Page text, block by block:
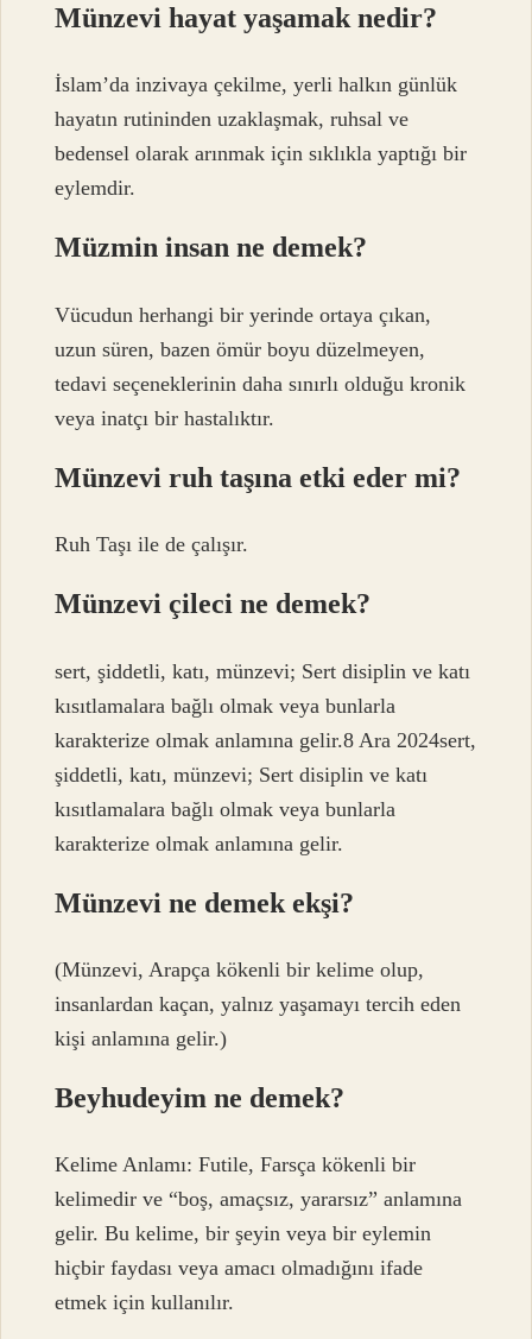
Münzevi hayat yaşamak nedir?
İslam’da inzivaya çekilme, yerli halkın günlük
hayatın rutininden uzaklaşmak, ruhsal ve
bedensel olarak arınmak için sıklıkla yaptığı bir
eylemdir.
Müzmin insan ne demek?
Vücudun herhangi bir yerinde ortaya çıkan,
uzun süren, bazen ömür boyu düzelmeyen,
tedavi seçeneklerinin daha sınırlı olduğu kronik
veya inatçı bir hastalıktır.
Münzevi ruh taşına etki eder mi?
Ruh Taşı ile de çalışır.
Münzevi çileci ne demek?
sert, şiddetli, katı, münzevi; Sert disiplin ve katı
kısıtlamalara bağlı olmak veya bunlarla
karakterize olmak anlamına gelir.8 Ara 2024sert,
şiddetli, katı, münzevi; Sert disiplin ve katı
kısıtlamalara bağlı olmak veya bunlarla
karakterize olmak anlamına gelir.
Münzevi ne demek ekşi?
(Münzevi, Arapça kökenli bir kelime olup,
insanlardan kaçan, yalnız yaşamayı tercih eden
kişi anlamına gelir.)
Beyhudeyim ne demek?
Kelime Anlamı: Futile, Farsça kökenli bir
kelimedir ve “boş, amaçsız, yararsız” anlamına
gelir. Bu kelime, bir şeyin veya bir eylemin
hiçbir faydası veya amacı olmadığını ifade
etmek için kullanılır.